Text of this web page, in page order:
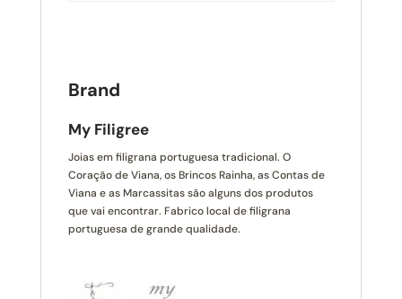
Brand
My Filigree
Joias em filigrana portuguesa tradicional. O
Coração de Viana, os Brincos Rainha, as Contas de
Viana e as Marcassitas são alguns dos produtos
que vai encontrar. Fabrico local de filigrana
portuguesa de grande qualidade.